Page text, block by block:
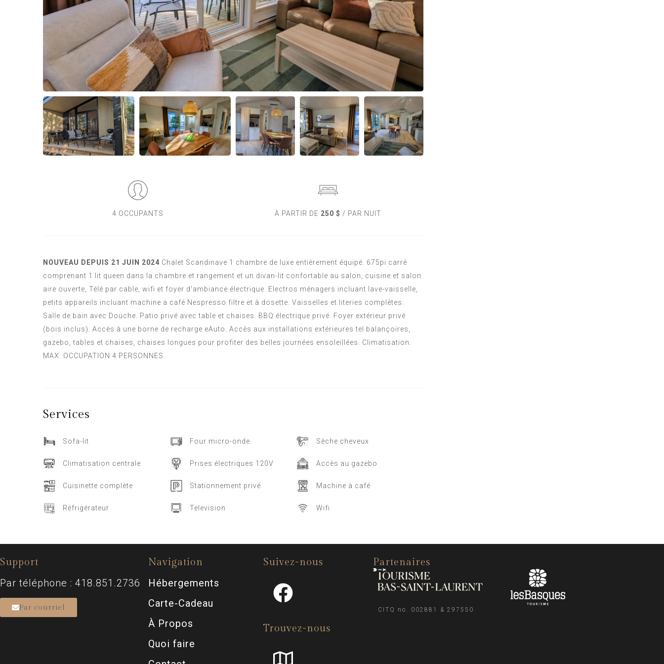
4 OCCUPANTS À PARTIR DE 250 $ / PAR NUIT
NOUVEAU DEPUIS 21 JUIN 2024 Chalet Scandinave 1 chambre de luxe entièrement équipé. 675pi carré
comprenant 1 lit queen dans la chambre et rangement et un divan-lit confortable au salon, cuisine et salon
aire ouverte, Télé par cable, wifi et foyer d'ambiance électrique. Electros ménagers incluant lave-vaisselle,
petits appareils incluant machine a café Nespresso filtre et à dosette. Vaisselles et literies complètes.
Salle de bain avec Douche. Patio privé avec table et chaises. BBQ électrique privé. Foyer extérieur privé
(bois inclus). Accès à une borne de recharge eAuto. Accès aux installations extérieures tel balançoires,
gazebo, tables et chaises, chaises longues pour profiter des belles journées ensoleillées. Climatisation.
MAX. OCCUPATION 4 PERSONNES.
Services
Sofa-lit Four micro-onde Sèche cheveux
Climatisation centrale Prises électriques 120V Accès au gazebo
Cuisinette complète Stationnement privé Machine à café
Réfrigérateur Television Wifi
Support
Par téléphone : 418.851.2736
Par courriel
Navigation
Hébergements
Carte-Cadeau
À Propos
Quoi faire
Suivez-nous
Trouvez-nous
Partenaires
CITQ no. 002881 & 297550